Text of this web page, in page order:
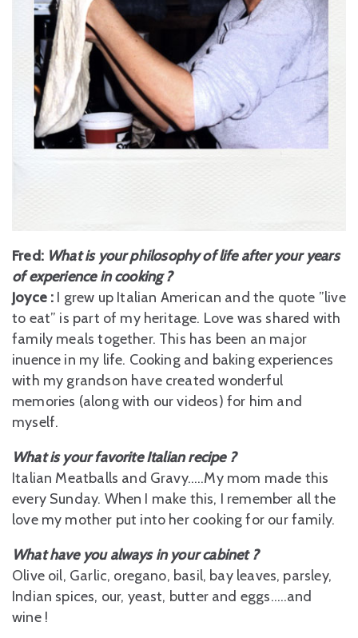
Fred: What is your philosophy of life after your years
of experience in cooking ?
Joyce : I grew up Italian American and the quote ”live
to eat” is part of my heritage. Love was shared with
family meals together. This has been an major
inuence in my life. Cooking and baking experiences
with my grandson have created wonderful
memories (along with our videos) for him and
myself.
What is your favorite Italian recipe ?
Italian Meatballs and Gravy…..My mom made this
every Sunday. When I make this, I remember all the
love my mother put into her cooking for our family.
What have you always in your cabinet ?
Olive oil, Garlic, oregano, basil, bay leaves, parsley,
Indian spices, our, yeast, butter and eggs…..and
wine !